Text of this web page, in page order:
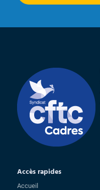
Accès rapides
Accueil